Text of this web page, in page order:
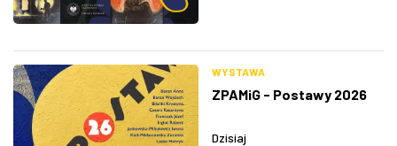
WYSTAWA
ZPAMiG - Postawy 2026
Dzisiaj